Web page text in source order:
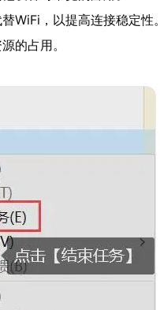
WiFi，以提高连接稳定性。
的占用。